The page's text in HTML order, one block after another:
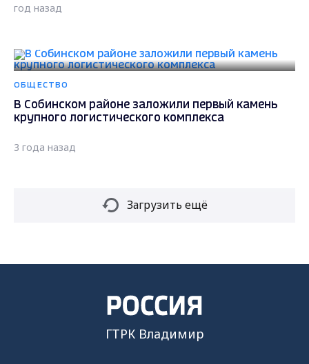
год назад
ОБЩЕСТВО
В Собинском районе заложили первый камень
крупного логистического комплекса
3 года назад
Загрузить ещё
ГТРК Владимир